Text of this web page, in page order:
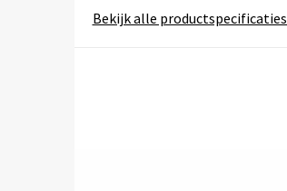
Bekijk alle productspecificaties